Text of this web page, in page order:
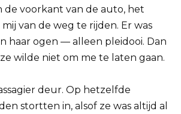
de voorkant van de auto, het
van de weg te rijden. Er was
haar ogen — alleen pleidooi. Dan
wilde niet om me te laten gaan.
deur. Op hetzelfde
stortten in, alsof ze was altijd al